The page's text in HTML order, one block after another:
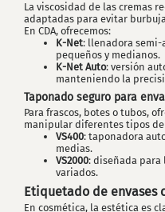
La viscosidad de las cremas
adaptadas para evitar
En CDA, ofrecemos:
K-Net: llenadora
pequeños y medianos.
K-Net Auto: versión
manteniendo la
Taponado seguro para
Para frascos, botes o tubos,
manipular diferentes tipos
VS400: taponadora
medias.
VS2000: diseñada para
variados.
Etiquetado de envases
En cosmética, la estética es